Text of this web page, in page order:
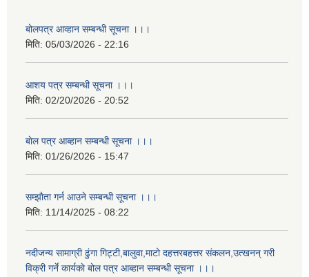
बोलपत्र आव्हान सम्बन्धी सूचना ।।।
मिति: 05/03/2026 - 22:16
आशय पत्र सम्बन्धी सूचना ।।।
मिति: 02/20/2026 - 20:52
बाेल पत्र आब्हान सम्बन्धी सूचना ।।।
मिति: 01/26/2026 - 15:47
सम्झाैता गर्न आउने सम्बन्धी सूचना ।।।
मिति: 11/14/2025 - 08:22
नदीजन्य सामाग्री ढुंगा गिट्टी,बालुवा,माटो दहत्तरबहत्तर संकलन,उत्खनन् गरी
विक्री गर्ने कार्यकाे बोल पत्र आब्हान सम्बन्धी सूचना ।।।